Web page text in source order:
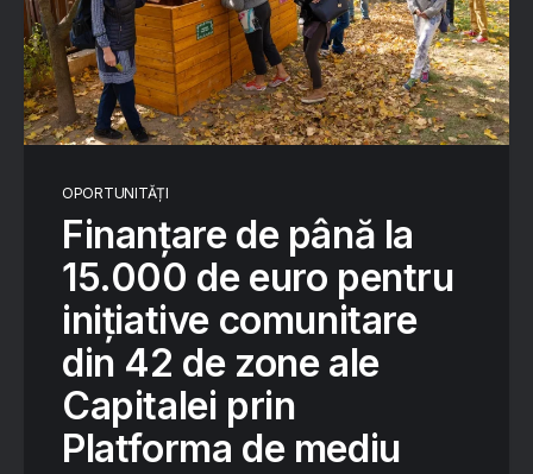
OPORTUNITĂȚI
Finanțare de până la
15.000 de euro pentru
inițiative comunitare
din 42 de zone ale
Capitalei prin
Platforma de mediu